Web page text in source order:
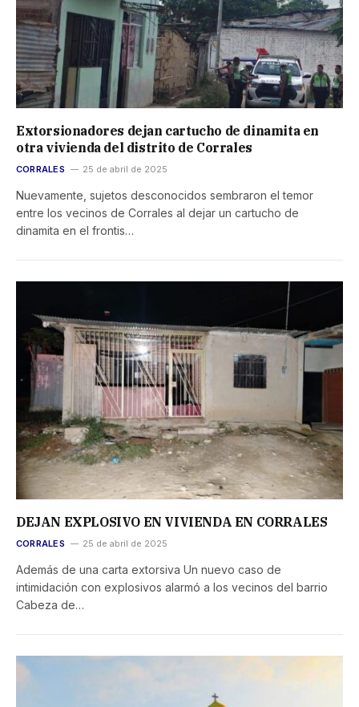
Extorsionadores dejan cartucho de dinamita en
otra vivienda del distrito de Corrales
CORRALES 25 de abril de 2025
Nuevamente, sujetos desconocidos sembraron el temor
entre los vecinos de Corrales al dejar un cartucho de
dinamita en el frontis…
DEJAN EXPLOSIVO EN VIVIENDA EN CORRALES
CORRALES 25 de abril de 2025
Además de una carta extorsiva Un nuevo caso de
intimidación con explosivos alarmó a los vecinos del barrio
Cabeza de…